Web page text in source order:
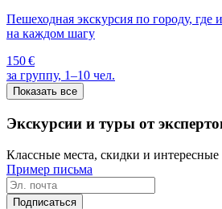
Пешеходная экскурсия по городу, где
на каждом шагу
150 €
за группу, 1–10 чел.
Показать все
Экскурсии и туры от
Классные места, скидки и интересные
Пример письма
Подписаться